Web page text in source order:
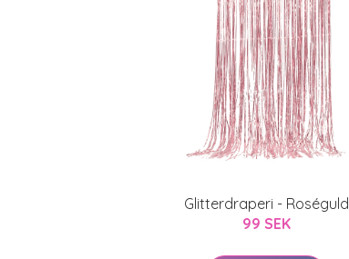
Glitterdraperi - Roséguld
99 SEK